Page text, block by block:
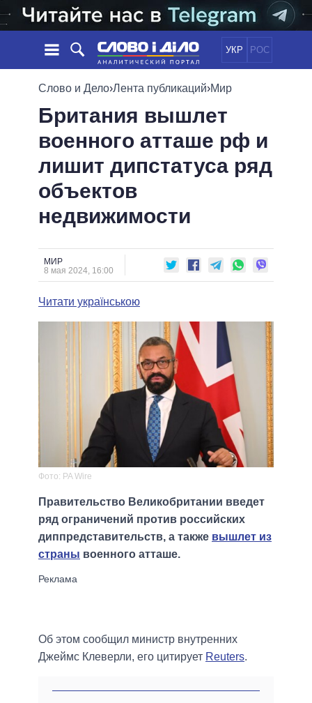
УКР РОС
НОВОСТИ
ЛЕНТА
СОБЫТИЯ
СТАТЬИ
МНЕНИЯ
ОБЗОРЫ
ДАЙДЖЕСТЫ
ПОЛИТИКА
ЭКОНОМИКА
ОБЩЕСТВО
ОБЕЩАНИЯ
ПОЛИТИКИ
ВСЕ ПОЛИТИКИ
ПРЕЗИДЕНТ И ОФИС
ВЕРХОВНАЯ РАДА
ГЛАВЫ ОБЛАДМИНИСТРАЦИЙ
МЭРЫ
ВСЕ ПЕРСОНЫ
ИНФОГРАФИКА
ВИДЕО
СРАВНЕНИЕ ПОЛИТИКОВ
Слово и Дело›Лента публикаций›Мир
Британия вышлет
военного атташе рф и
лишит дипстатуса ряд
объектов
недвижимости
МИР
8 мая 2024, 16:00
Читати українською
Фото: PA Wire
Правительство Великобритании введет
ряд ограничений против российских
диппредставительств, а также вышлет из
страны военного атташе.
Об этом сообщил министр внутренних
Джеймс Клеверли, его цитирует Reuters.